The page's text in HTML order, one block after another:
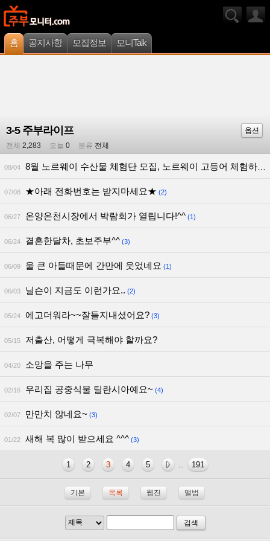
홈 공지사항 모집정보 모니Talk
3-5 주부라이프
옵션
전체 2,283 오늘 0 분류 전체
08/04 8월 노르웨이 수산물 체험단 모집, 노르웨이 고등어 체험하실 수 있는 방
07/08 ★아래 전화번호는 받지마세요★ (2)
06/27 온양온천시장에서 박람회가 열립니다!^^ (1)
06/24 결혼한달차, 초보주부^^ (3)
06/09 울 큰 아들때문에 간만에 웃었네요 (1)
06/03 닐슨이 지금도 이런가요.. (2)
05/24 에고더워라~~잘들지내셨어요? (3)
05/15 저출산, 어떻게 극복해야 할까요?
04/20 소망을 주는 나무
02/16 우리집 공중식물 틸란시아예요~ (4)
02/07 만만치 않네요~ (3)
01/22 새해 복 많이 받으세요 ^^^ (3)
1 2 3 4 5 ... 191
기본 목록 웹진 앨범
검색